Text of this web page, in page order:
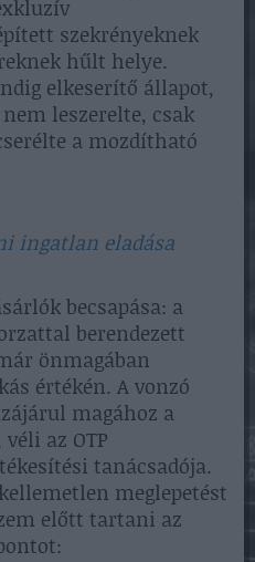
szekrényeknek
hűlt helye.
elkeserítő állapot,
leszerelte, csak
a mozdítható
ingatlan eladása
becsapása: a
berendezett
önmagában
értékén. A vonzó
magához a
az OTP
tanácsadója.
meglepetést
előtt tartani az